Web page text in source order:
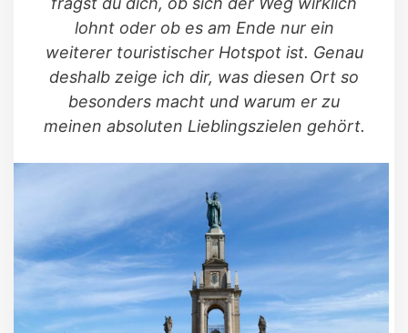
lohnt oder ob es am Ende nur ein
weiterer touristischer Hotspot ist. Genau
deshalb zeige ich dir, was diesen Ort so
besonders macht und warum er zu
meinen absoluten Lieblingszielen gehört.